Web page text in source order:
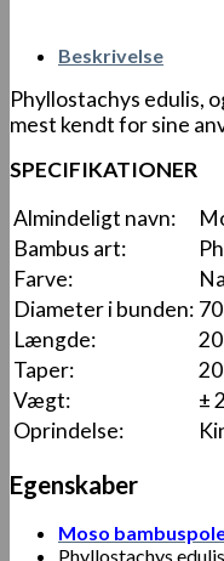
Beskrivelse
Phyllostachys edulis,
mest kendt for sine
SPECIFIKATIONER
Almindeligt navn:
Bambus art:
Farve:
Diameter i bunden:
Længde:
Taper:
Vægt:
±
Oprindelse:
Egenskaber
Moso
Phyllostachys